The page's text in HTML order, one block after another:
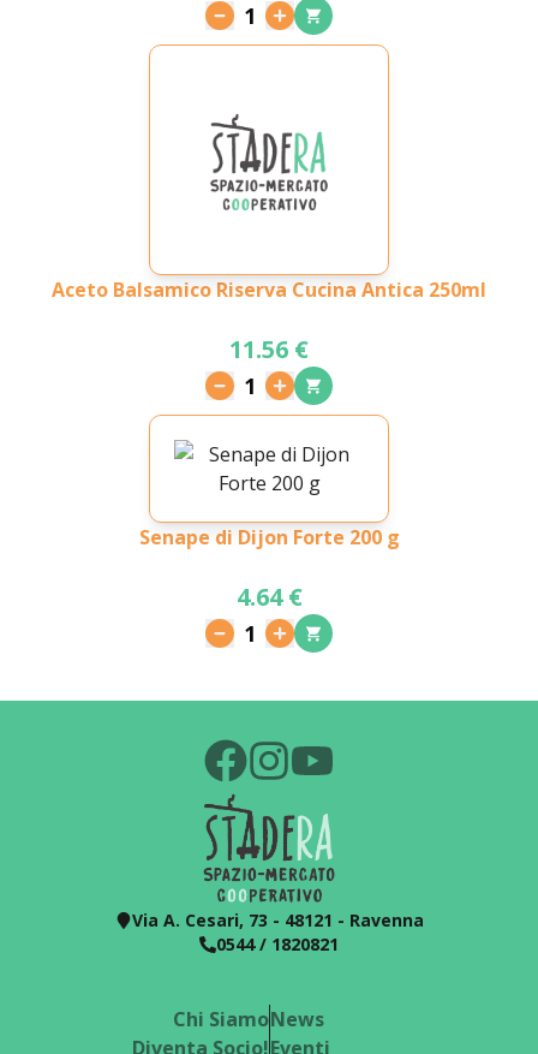
1
Aceto Balsamico Riserva Cucina Antica 250ml
11.56 €
1
Senape di Dijon Forte 200 g
4.64 €
1
Via A. Cesari, 73 - 48121 - Ravenna
0544 / 1820821
Chi Siamo
Diventa Socio!
News
Eventi